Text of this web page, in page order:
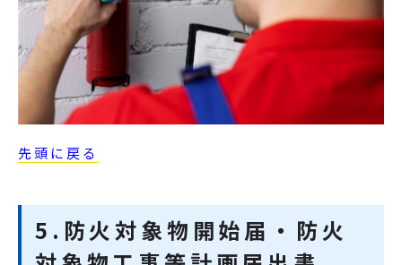
先頭に戻る
5.防火対象物開始届・防火